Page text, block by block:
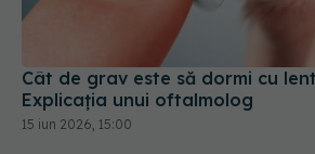
Cât de grav este să dormi cu
Explicația unui oftalmolog
15 iun 2026, 15:00